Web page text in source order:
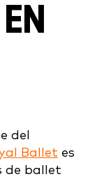
del
Ballet es
de ballet